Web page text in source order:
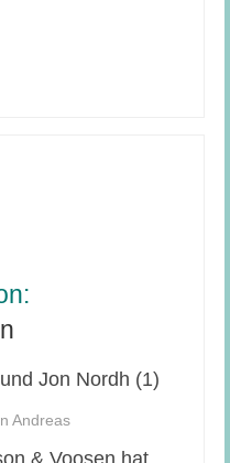
Jon Nordh (1)
Andreas
& Voosen hat